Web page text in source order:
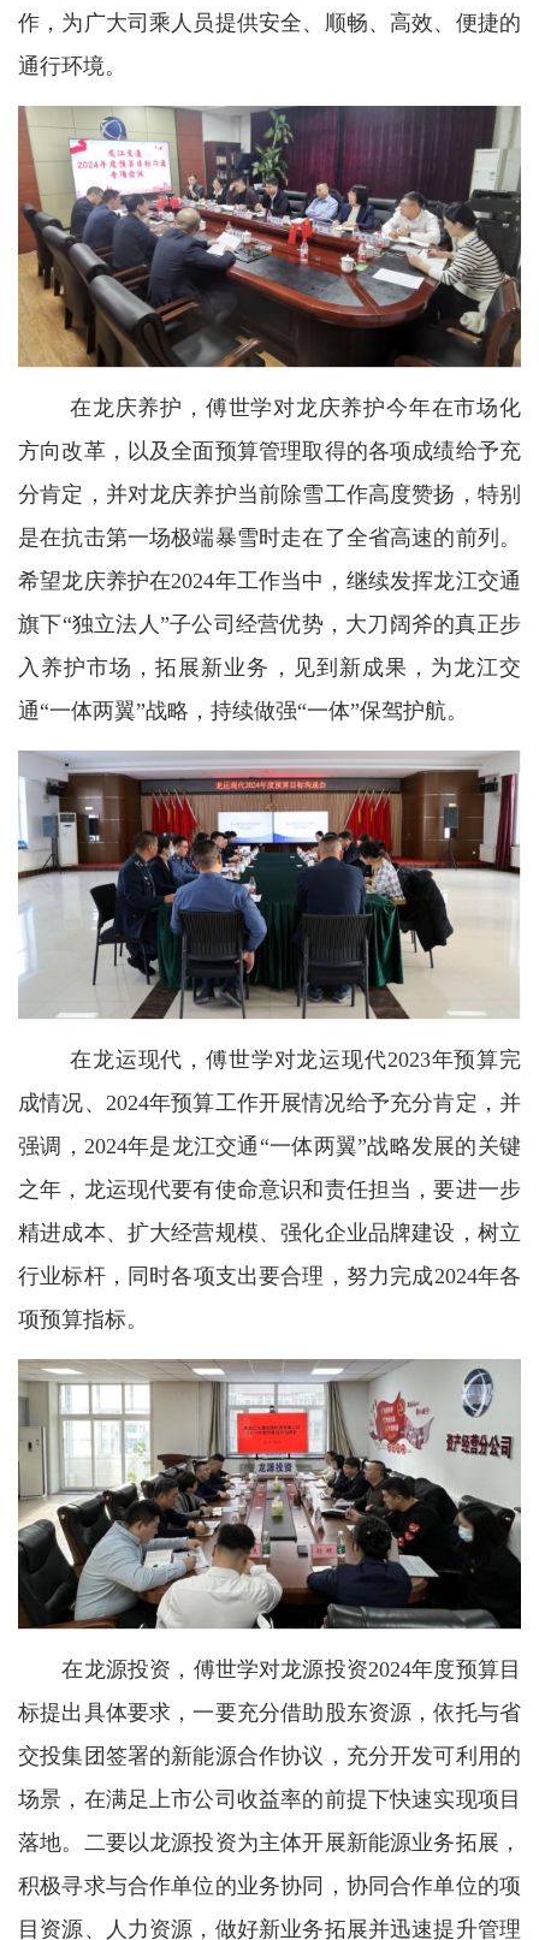
作，为广大司乘人员提供安全、顺畅、高效、便捷的
通行环境。
在龙庆养护，傅世学对龙庆养护今年在市场化
方向改革，以及全面预算管理取得的各项成绩给予充
分肯定，并对龙庆养护当前除雪工作高度赞扬，特别
是在抗击第一场极端暴雪时走在了全省高速的前列。
希望龙庆养护在2024年工作当中，继续发挥龙江交通
旗下“独立法人”子公司经营优势，大刀阔斧的真正步
入养护市场，拓展新业务，见到新成果，为龙江交
通“一体两翼”战略，持续做强“一体”保驾护航。
在龙运现代，傅世学对龙运现代2023年预算完
成情况、2024年预算工作开展情况给予充分肯定，并
强调，2024年是龙江交通“一体两翼”战略发展的关键
之年，龙运现代要有使命意识和责任担当，要进一步
精进成本、扩大经营规模、强化企业品牌建设，树立
行业标杆，同时各项支出要合理，努力完成2024年各
项预算指标。
在龙源投资，傅世学对龙源投资2024年度预算目
标提出具体要求，一要充分借助股东资源，依托与省
交投集团签署的新能源合作协议，充分开发可利用的
场景，在满足上市公司收益率的前提下快速实现项目
落地。二要以龙源投资为主体开展新能源业务拓展，
积极寻求与合作单位的业务协同，协同合作单位的项
目资源、人力资源，做好新业务拓展并迅速提升管理